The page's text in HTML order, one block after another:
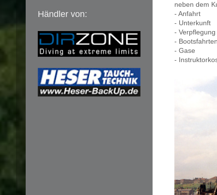
neben dem
- Anfahrt
- Unterkunft
- Verpflegung
-
- Gase
-
Händler von: